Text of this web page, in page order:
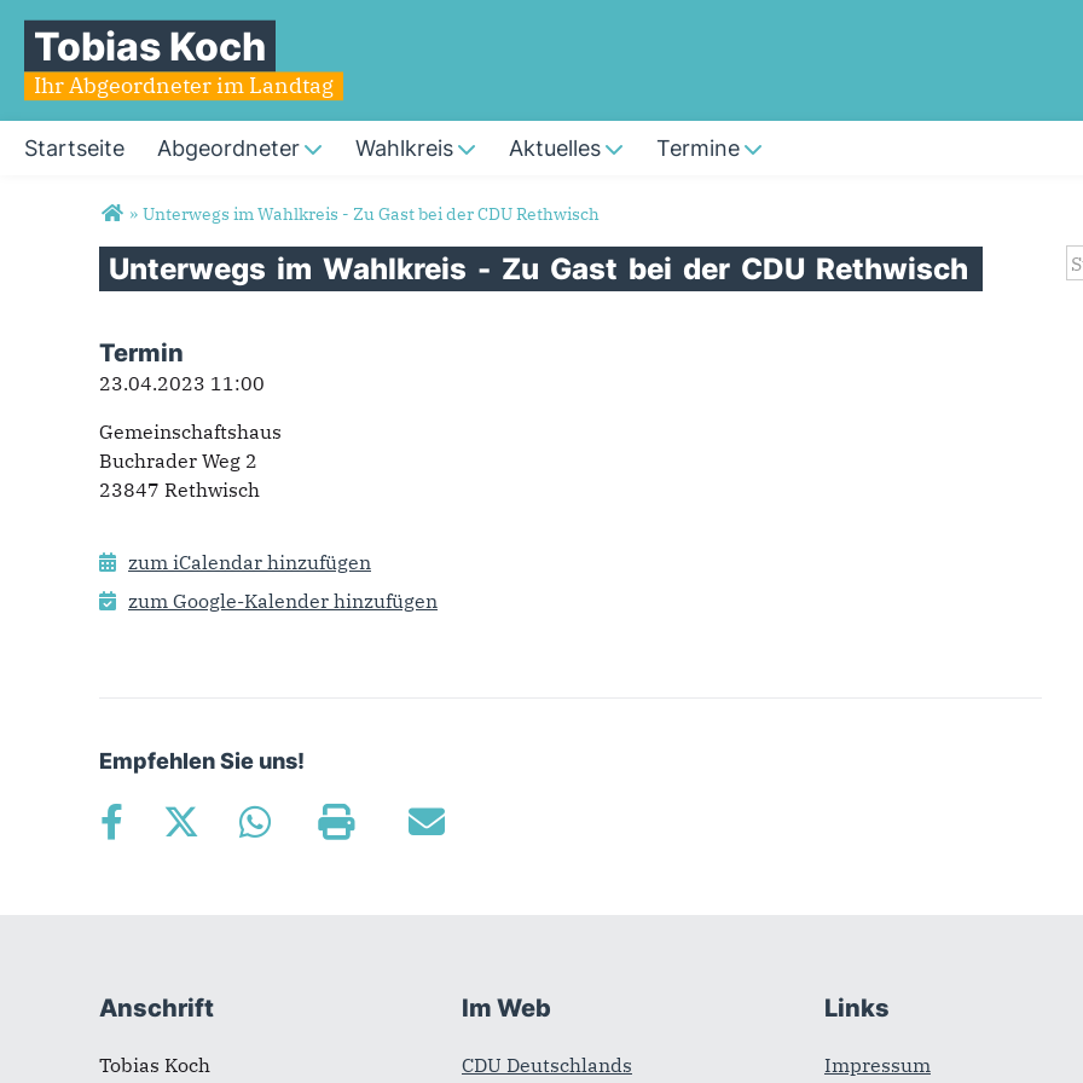
Tobias Koch
Ihr Abgeordneter im Landtag
Startseite Abgeordneter Wahlkreis Aktuelles Termine
Sie sind hier
» Unterwegs im Wahlkreis - Zu Gast bei der CDU Rethwisch
Unterwegs im Wahlkreis - Zu Gast bei der CDU Rethwisch
Termin
23.04.2023 11:00
Gemeinschaftshaus
Buchrader Weg 2
23847 Rethwisch
zum iCalendar hinzufügen
zum Google-Kalender hinzufügen
Empfehlen Sie uns!
Fußbereich
Anschrift
Tobias Koch
Im Web
CDU Deutschlands
Links
Impressum